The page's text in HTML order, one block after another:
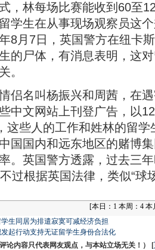
林每场比赛能收到60至
学生在从事现场观察员这
8月7日，英国警方在纽卡
的尸体，有消息表明，这
。
名叫杨振兴和周茜，在遇
中文网站上刊登广告，以
这些人的工作和姓林的留
国国内和远东地区的赌博
。英国警方透露，过去三
过根据英国法律，类似“球
[本日：1 本周：4
生同居为排遣寂寞可减经济负担
起行动支持无证留学生身份合法化
容只代表网友观点，与本站立场无关！） [